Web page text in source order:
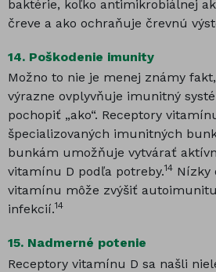
baktérie, koľko antimikrobiálnej
čreve a ako ochraňuje črevnú
14. Poškodenie imunity
Možno to nie je menej známy
výrazne ovplyvňuje imunitný
pochopiť „ako“. Receptory
špecializovaných imunitných
bunkám umožňuje vytvárať
vitamínu D podľa potreby.14 Nízky
vitamínu môže zvýšiť
infekcií.14
15. Nadmerné potenie
Receptory vitamínu D sa našli